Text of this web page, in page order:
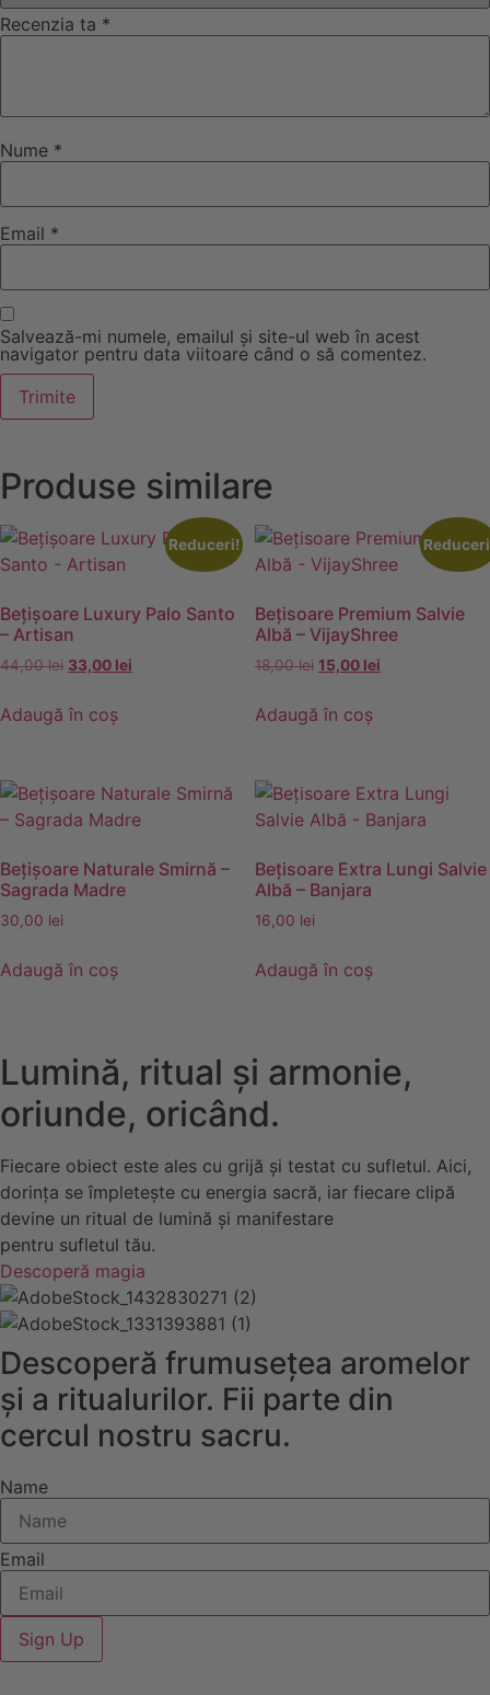
Recenzia ta *
Nume *
Email *
Salvează-mi numele, emailul și site-ul web în acest
navigator pentru data viitoare când o să comentez.
Produse similare
Reduceri!
Bețișoare Luxury Palo Santo
– Artisan
44,00lei Prețul
a
33,00 lei
Adaugă în coș
Bețisoare Premium Salvie
Albă – VijayShree
18,00lei Prețul
a
15,00 leiPrețul
Adaugă în coș
Bețișoare Naturale Smirnă –
Sagrada Madre
30,00 lei
Adaugă în coș
Bețisoare Extra Lungi Salvie
Albă – Banjara
16,00 lei
Adaugă în coș
Lumină, ritual și armonie,
oriunde, oricând.
Fiecare obiect este ales cu grijă și testat cu sufletul. Aici,
dorința se împletește cu energia sacră, iar fiecare clipă
devine un ritual de lumină și manifestare
pentru sufletul tău.
Descoperă magia
Descoperă frumusețea aromelor
și a ritualurilor. Fii parte din
cercul nostru sacru.
Name
Email
Sign Up